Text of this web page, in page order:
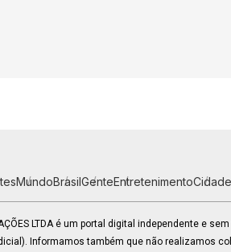
MundoBrasilGenteEntretenimento
LTDA é um portal digital independente e
Informamos também que não realizamos